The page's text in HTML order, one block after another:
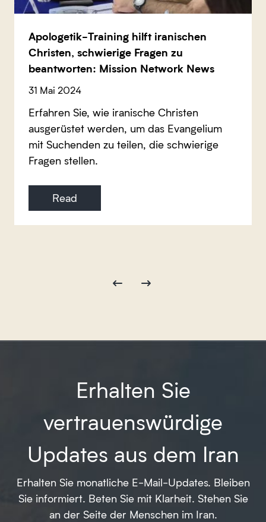
Apologetik-Training hilft iranischen
Christen, schwierige Fragen zu
beantworten: Mission Network News
31 Mai 2024
Erfahren Sie, wie iranische Christen
ausgerüstet werden, um das Evangelium
mit Suchenden zu teilen, die schwierige
Fragen stellen.
Read
Erhalten Sie
vertrauenswürdige
Updates aus dem Iran
Erhalten Sie monatliche E-Mail-Updates. Bleiben
Sie informiert. Beten Sie mit Klarheit. Stehen Sie
an der Seite der Menschen im Iran.